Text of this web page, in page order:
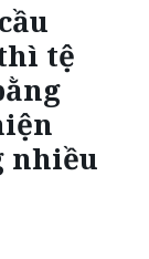
tệ
nhiều